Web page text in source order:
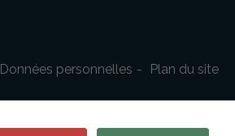
Données personnelles Plan du site